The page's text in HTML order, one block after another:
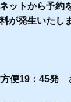
ットから予約
が発生いたし
便19：45発